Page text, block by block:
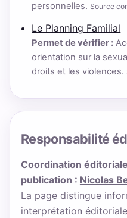
personnelles. Source
Le Planning Familial
Permet de vérifier :
orientation sur la
droits et les violences.
Responsabilité
Coordination
publication : Nicolas
La page distingue
interprétation